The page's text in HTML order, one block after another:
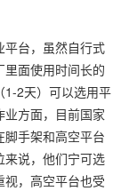
平台，虽然自行式
面使用时间长的
1-2天）可以选用平
方面，目前国家
手架和高空平台
来说，他们宁可选
，高空平台也受